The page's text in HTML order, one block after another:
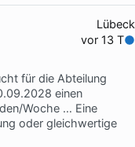
Lübeck
vor 13 T
für die Abteilung
einen
Woche … Eine
oder gleichwertige